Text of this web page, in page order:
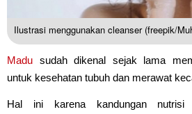
Ilustrasi menggunakan cleanser (freepik/
Madu sudah dikenal sejak lama
untuk kesehatan tubuh dan merawat
Hal ini karena kandungan